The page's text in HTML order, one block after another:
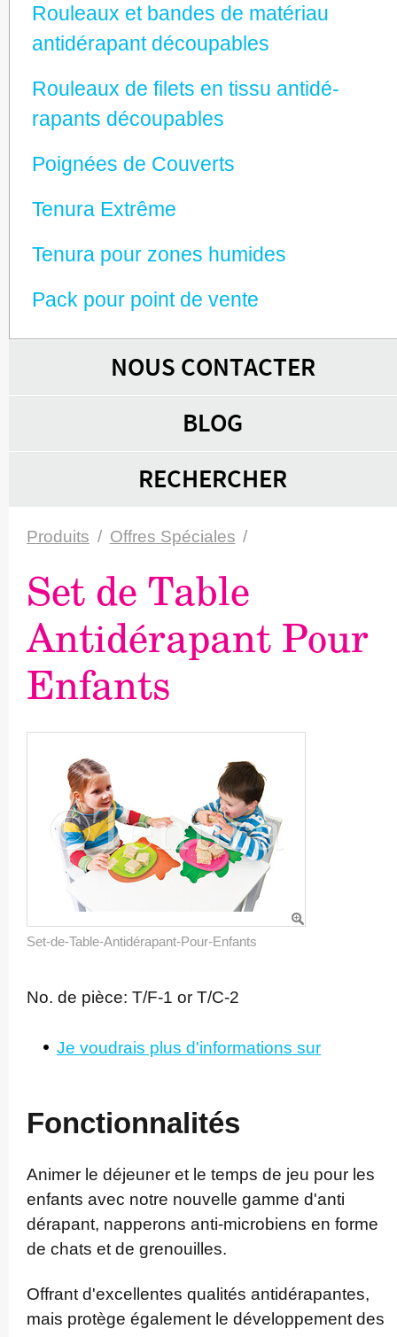
Rouleaux et bandes de matériau
antidérapant découpables
Rouleaux de filets en tissu antidé­
rapants découpables
Poignées de Couverts
Tenura Extrême
Tenura pour zones humides
Pack pour point de vente
NOUS CONTACTER
BLOG
RECHERCHER
Produits / Offres Spéciales /
Set de Table
Antidérapant Pour
Enfants
Set-de-Table-Antidérapant-Pour-Enfants
No. de pièce: T/F-1 or T/C-2
Je voudrais plus d'informations sur
Fonctionnalités
Animer le déjeuner et le temps de jeu pour les
enfants avec notre nouvelle gamme d'anti
dérapant, napperons anti-microbiens en forme
de chats et de grenouilles.
Offrant d'excellentes qualités antidé­rapantes,
mais protège également le dé­veloppement des